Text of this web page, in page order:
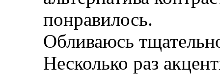
понравилось.
Обливаюсь
Несколько раз